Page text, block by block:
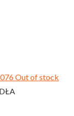
Out of stock